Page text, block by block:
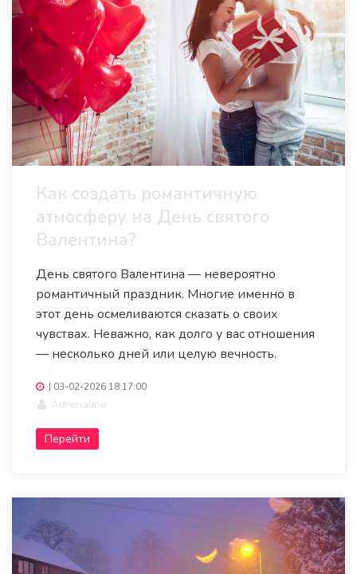
Как создать романтичную
атмосферу на День святого
Валентина?
День святого Валентина — невероятно
романтичный праздник. Многие именно в
этот день осмеливаются сказать о своих
чувствах. Неважно, как долго у вас отношения
— несколько дней или целую вечность.
| 03-02-2026 18:17:00
Adrenaline
Перейти